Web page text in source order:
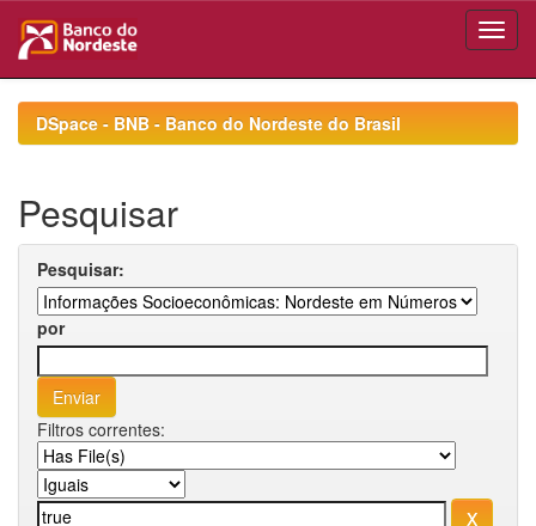
navigationDSpace - BNB - Banco do Nordeste do Brasil
Pesquisar
Pesquisar:
por
Filtros correntes: